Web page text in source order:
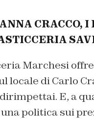
CRACCO, I
Marchesi
locale di Carlo
E, a
politica sui